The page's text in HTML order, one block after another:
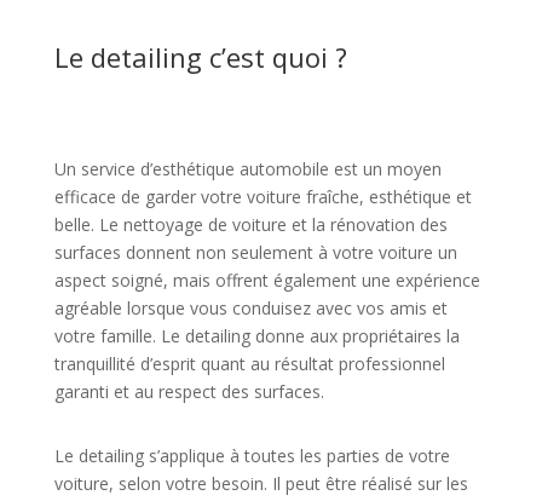
Le detailing c’est quoi ?
Un service d’esthétique automobile est un moyen
efficace de garder votre voiture fraîche, esthétique et
belle. Le nettoyage de voiture et la rénovation des
surfaces donnent non seulement à votre voiture un
aspect soigné, mais offrent également une expérience
agréable lorsque vous conduisez avec vos amis et
votre famille. Le detailing donne aux propriétaires la
tranquillité d’esprit quant au résultat professionnel
garanti et au respect des surfaces.
Le detailing s’applique à toutes les parties de votre
voiture, selon votre besoin. Il peut être réalisé sur les